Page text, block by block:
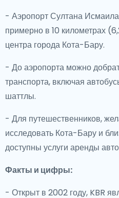
- Аэропорт Султана
примерно в 10 километрах
центра города Кота-Бару.
- До аэропорта можно
транспорта, включая
шаттлы.
- Для путешественников,
исследовать Кота-Бару и
доступны услуги аренды
Факты и цифры:
- Открыт в 2002 году, KBR